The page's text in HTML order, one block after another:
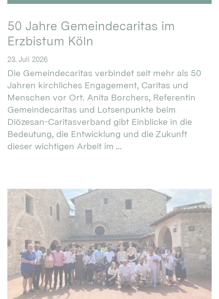
50 Jahre Gemeindecaritas im
Erzbistum Köln
23. Juli 2026
Die Gemeindecaritas verbindet seit mehr als 50
Jahren kirchliches Engagement, Caritas und
Menschen vor Ort. Anita Borchers, Referentin
Gemeindecaritas und Lotsenpunkte beim
Diözesan-Caritasverband gibt Einblicke in die
Bedeutung, die Entwicklung und die Zukunft
dieser wichtigen Arbeit im ...